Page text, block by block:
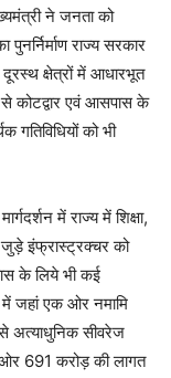
ने जनता को
राज्य सरकार
क्षेत्रों में आधारभूत
कोटद्वार एवं आसपास के
गतिविधियों को भी
में राज्य में शिक्षा,
इंफ्रास्ट्रक्चर को
के लिये भी कई
में जहां एक ओर नमामि
अत्याधुनिक सीवरेज
ओर 691 करोड़ की लागत